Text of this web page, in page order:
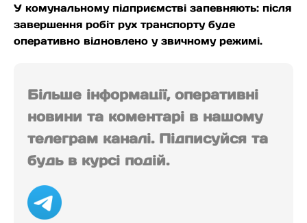
У комунальному підприємстві запевняють: після
завершення робіт рух транспорту буде
оперативно відновлено у звичному режимі.
Більше інформації, оперативні
новини та коментарі в нашому
телеграм каналі. Підписуйся та
будь в курсі подій.